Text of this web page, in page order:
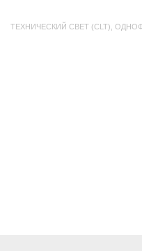
ТЕХНИЧЕСКИЙ СВЕТ (CLT)